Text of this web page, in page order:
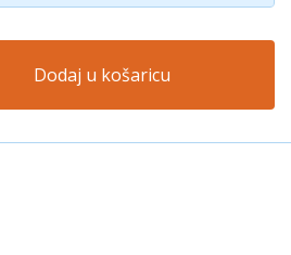
Dodaj u košaricu